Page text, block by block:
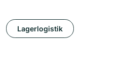
Lagerlogistik